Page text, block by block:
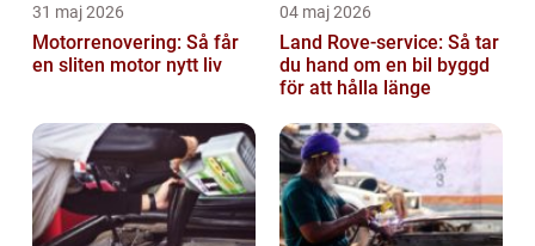
31 maj 2026
Motorrenovering: Så får
en sliten motor nytt liv
04 maj 2026
Land Rove-service: Så tar
du hand om en bil byggd
för att hålla länge